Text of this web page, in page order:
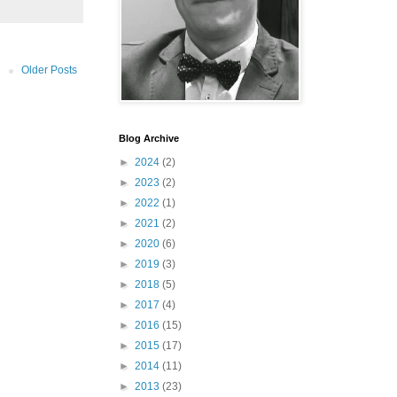
Older Posts
Blog Archive
► 2024 (2)
► 2023 (2)
► 2022 (1)
► 2021 (2)
► 2020 (6)
► 2019 (3)
► 2018 (5)
► 2017 (4)
► 2016 (15)
► 2015 (17)
► 2014 (11)
► 2013 (23)